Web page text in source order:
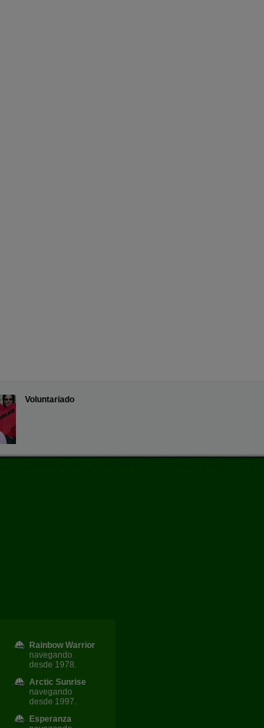
Voluntariado
Rainbow Warrior
navegando
desde 1978.
Arctic Sunrise
navegando
desde 1997.
Esperanza